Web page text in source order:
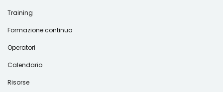
Training
Formazione continua
Operatori
Calendario
Risorse